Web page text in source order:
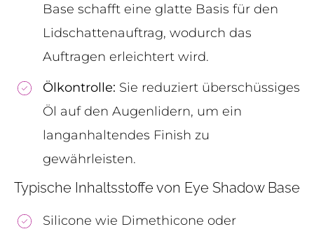
Base schafft eine glatte Basis für den
Lidschattenauftrag, wodurch das
Auftragen erleichtert wird.
Ölkontrolle: Sie reduziert überschüssiges
Öl auf den Augenlidern, um ein
langanhaltendes Finish zu
gewährleisten.
Typische Inhaltsstoffe von Eye Shadow Base
Silicone wie Dimethicone oder